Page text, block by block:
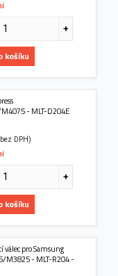
košíku
- MLT-D204E
DPH)
košíku
pro Samsung
M3825 - MLT-R204 -